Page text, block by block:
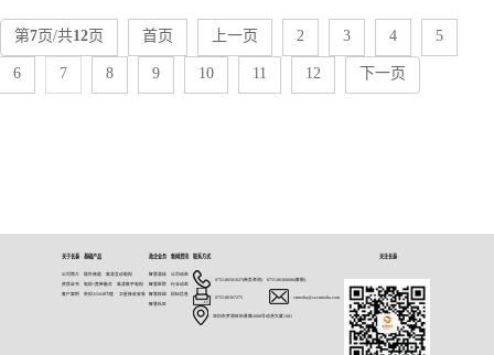
第7页/共12页 首页 上一页 2 3 4 5
6 7 8 9 10 11 12 下一页
关于长泰
公司简介
资质证书
客户案例
基础产品
境外频道 高清互动电视
电视+宽带融合 高清数字电视
央视3/5/6/8代理 卫星接收安装
政企业务
智慧酒店
智慧医院
智慧校园
智慧社区
新闻资讯
公司动态
行业动态
招标信息
联系方式
：0755-86501027(商务咨询) 0755-86360606(客服)
：0755-86367275 ：ctmedia@szctmedia.com
：深圳市罗湖区怡景路2008号动漫大厦1301
关注长泰